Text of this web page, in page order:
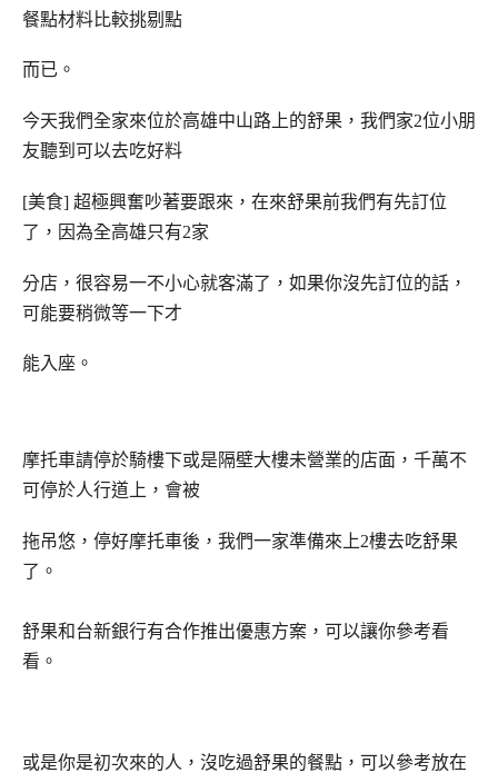
餐點材料比較挑剔點
而已。
今天我們全家來位於高雄中山路上的舒果，我們家2位小朋
友聽到可以去吃好料
[美食] 超極興奮吵著要跟來，在來舒果前我們有先訂位
了，因為全高雄只有2家
分店，很容易一不小心就客滿了，如果你沒先訂位的話，
可能要稍微等一下才
能入座。
摩托車請停於騎樓下或是隔壁大樓未營業的店面，千萬不
可停於人行道上，會被
拖吊悠，停好摩托車後，我們一家準備來上2樓去吃舒果
了。
舒果和台新銀行有合作推出優惠方案，可以讓你參考看
看。
或是你是初次來的人，沒吃過舒果的餐點，可以參考放在